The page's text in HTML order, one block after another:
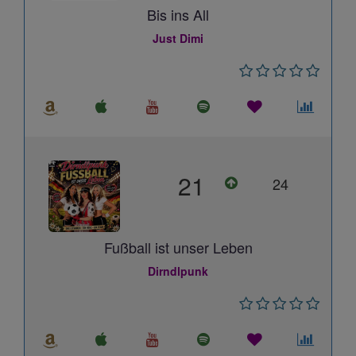
Bis ins All
Just Dimi
21 24
Fußball ist unser Leben
Dirndlpunk